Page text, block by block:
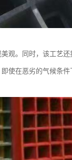
观。同时，该工艺还
使在恶劣的气候条